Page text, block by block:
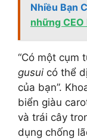
Nhiều Bạn
những
“Có một cụm
gusui có thể
của bạn”.
biển giàu
và trái cây
dụng chống